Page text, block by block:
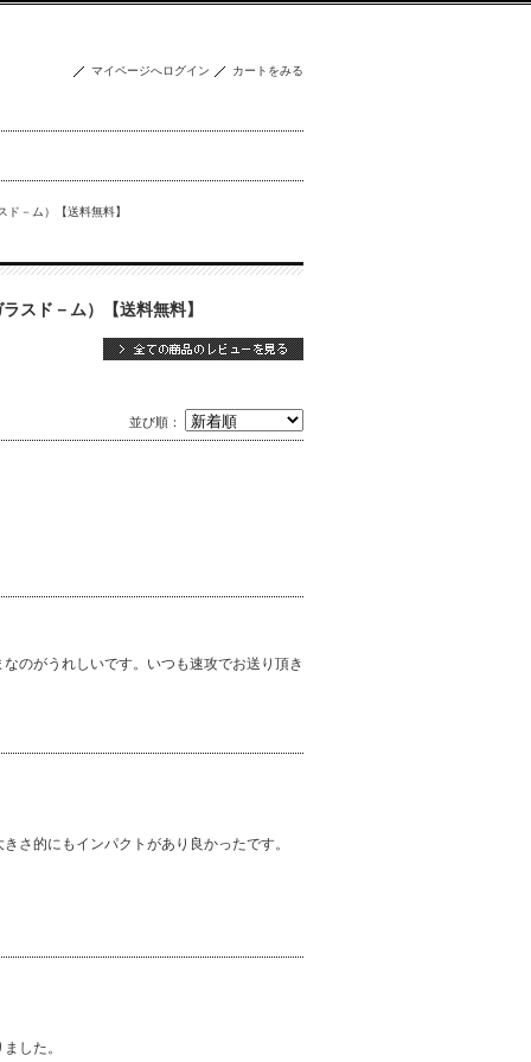
マイページへログイン カートをみる
ド－ム）【送料無料】
スド－ム）【送料無料】
並び順：
のがうれしいです。いつも速攻でお送り頂き
さ的にもインパクトがあり良かったです。
した。